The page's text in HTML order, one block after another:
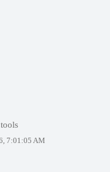
7:01:05 AM